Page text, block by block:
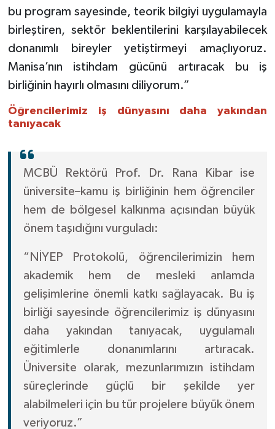
bu program sayesinde, teorik bilgiyi uygulamayla
birleştiren, sektör beklentilerini karşılayabilecek
donanımlı bireyler yetiştirmeyi amaçlıyoruz.
Manisa’nın istihdam gücünü artıracak bu iş
birliğinin hayırlı olmasını diliyorum.”
Öğrencilerimiz iş dünyasını daha yakından
tanıyacak
MCBÜ Rektörü Prof. Dr. Rana Kibar ise
üniversite–kamu iş birliğinin hem öğrenciler
hem de bölgesel kalkınma açısından büyük
önem taşıdığını vurguladı:
“NİYEP Protokolü, öğrencilerimizin hem
akademik hem de mesleki anlamda
gelişimlerine önemli katkı sağlayacak. Bu iş
birliği sayesinde öğrencilerimiz iş dünyasını
daha yakından tanıyacak, uygulamalı
eğitimlerle donanımlarını artıracak.
Üniversite olarak, mezunlarımızın istihdam
süreçlerinde güçlü bir şekilde yer
alabilmeleri için bu tür projelere büyük önem
veriyoruz.”